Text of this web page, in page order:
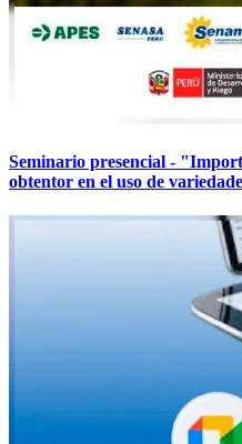
Seminario presencial -
obtentor en el uso de